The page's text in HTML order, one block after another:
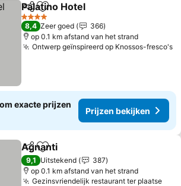
DelenToevoegen aan favorieten
Palatino Hotel
4 Sterren
8,4 Zeer goed
366
op 0.1 km afstand van het strand
Ontwerp geïnspireerd op Knossos-fresco's
exacte prijzen
Prijzen bekijken
DelenToevoegen aan favorieten
Agnanti
9,1 Uitstekend
387
op 0.1 km afstand van het strand
Gezinsvriendelijk restaurant ter plaatse